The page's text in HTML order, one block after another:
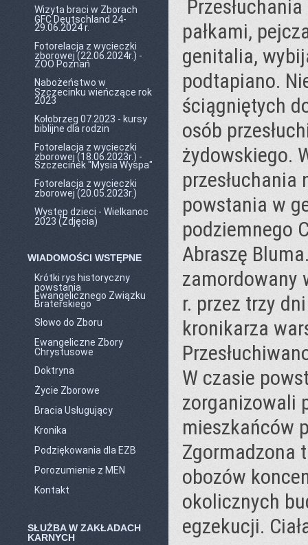
Wizyta braci w Zborach
GFC Deutschland 24-
29.06.2024 r.
Fotorelacja z wycieczki
zborowej (22.06.2024r.) -
ZOO Poznań
Nabożeństwo w
Szczecinku wieńczące rok
2023
Kołobrzeg 07.2023 - kursy
biblijne dla rodzin
Fotorelacja z wycieczki
zborowej (18.06.2023r.) -
Szczecinek "Mysia Wyspa"
Fotorelacja z wycieczki
zborowej (20.05.2023r.)
Występ dzieci - Wielkanoc
2023 (Zdjęcia)
WIADOMOŚCI WSTĘPNE
Krótki rys historyczny
powstania
Ewangelicznego Związku
Braterskiego
Słowo do Zboru
Ewangeliczne Zbory
Chrystusowe
Doktryna
Życie Zborowe
Bracia Usługujący
Kronika
Podziękowania dla EZB
Porozumienie z MEN
Kontakt
SŁUŻBA W ZAKŁADACH
KARNYCH
pałkami,
genitalia,
podtapiano.
ściągniętych
osób
żydowskiego.
powstania w
podziemnego
Abraszę
zamordowany
r. przez trzy
kronikarza
W czasie
zorganizowali
mieszkańców
Zgormadzona
obozów
okolicznych
egzekucji.